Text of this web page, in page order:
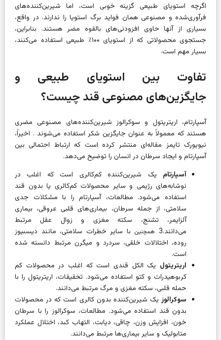
اگرچه استویای طبیعی گزینه خوبی است، اما شیرین‌کننده‌های
فرآوری‌شده و مصنوعی همان فواید برگ استویا را ندارند. در واقع،
بسیاری از آنها حاوی افزودنی‌های بالقوه مضر هستند. بنابراین،
جستجوی محصولاتی که از استویای ۱۰۰٪ طبیعی استفاده می‌کنند،
بسیار مهم است.
تفاوت بین استویای طبیعی و
جایگزین‌های مصنوعی قند چیست؟
آسپارتام، اریتریتول و سوکرالوز شیرین‌کننده‌های مصنوعی مضری
هستند که معمولاً به عنوان جایگزین شکر استفاده می‌شوند . اخیراً،
نیویورک تایمز مقاله‌ای منتشر کرده است که ارتباط احتمالی بین
آسپارتام و ایجاد سرطان در انسان را توضیح می‌دهد.
آسپارتام
یک شیرین‌کننده کم‌کالری است که اغلب در
نوشابه‌های رژیمی و سایر محصولات کم‌کالری یا بدون قند
استفاده می‌شود. مطالعات، آسپارتام را با مشکلات جدی
سلامتی، از جمله سرطان، بیماری‌های قلبی عروقی، بیماری
آلزایمر، تشنج، سکته مغزی و زوال عقل مرتبط
می‌دانند.3
همچنین با سایر خطرات سلامتی، مانند دیسبیوز
روده، اختلالات خلقی، سردرد و میگرن مرتبط دانسته شده
است.
اریتریتول یک الکل قندی است که اغلب در محصولات کم
کربوهیدرات و کتو استفاده می‌شود. تحقیقات، اریتریتول را با
حمله قلبی، سکته مغزی و مرگ مرتبط می‌دانند.
سوکرالوز یک شیرین‌کننده بدون کالری است که در محصولات
بدون قند استفاده می‌شود. مطالعات، سوکرالوز را با سرطان
خون، افزایش وزن، چاقی، دیابت، التهاب کبد، اختلال عملکرد
متابولیک و سایر بیماری‌ها مرتبط می‌دانند.